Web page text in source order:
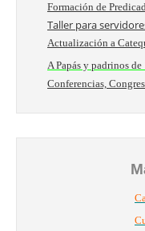
Formación de
Taller para
Actualización a
A Papás y padrinos
Conferencias,